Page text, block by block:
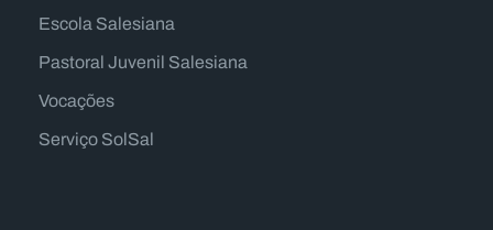
Escola Salesiana
Pastoral Juvenil Salesiana
Vocações
Serviço SolSal